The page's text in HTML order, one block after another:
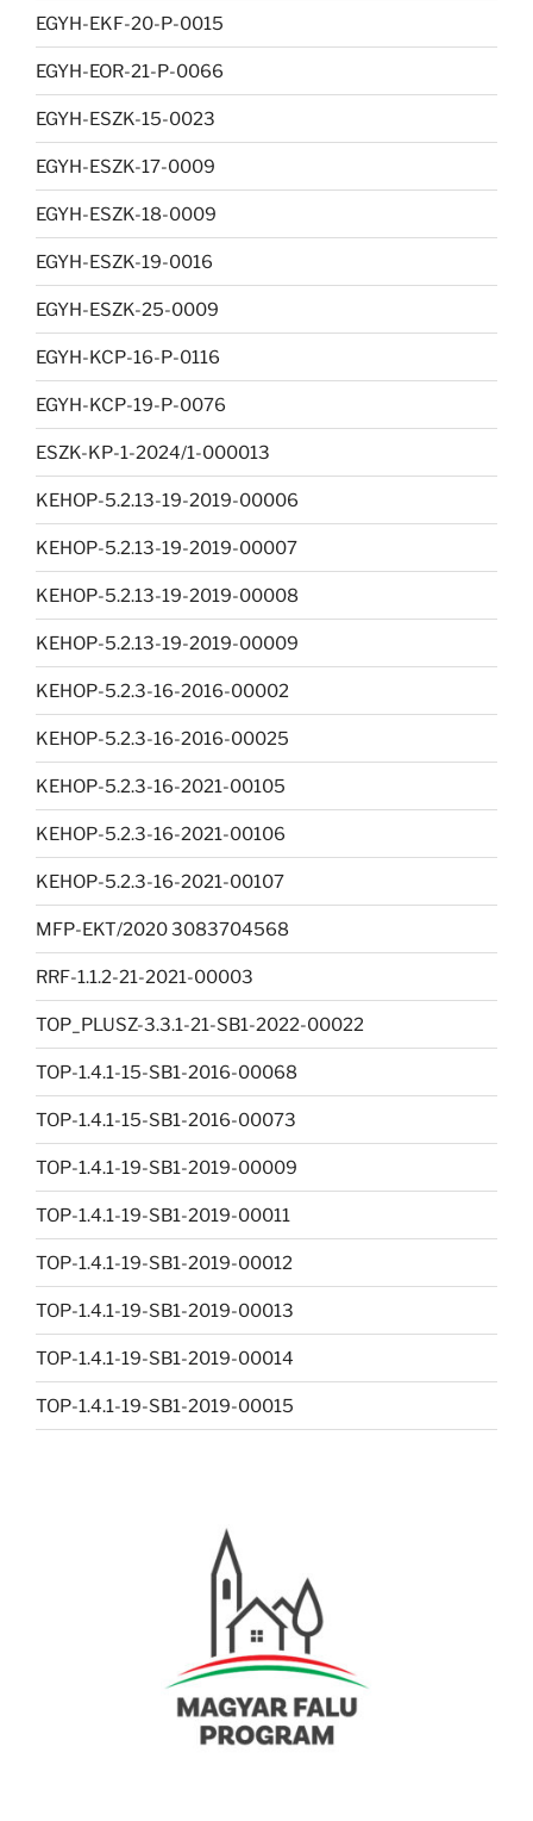
EGYH-EKF-20-P-0015
EGYH-EOR-21-P-0066
EGYH-ESZK-15-0023
EGYH-ESZK-17-0009
EGYH-ESZK-18-0009
EGYH-ESZK-19-0016
EGYH-ESZK-25-0009
EGYH-KCP-16-P-0116
EGYH-KCP-19-P-0076
ESZK-KP-1-2024/1-000013
KEHOP-5.2.13-19-2019-00006
KEHOP-5.2.13-19-2019-00007
KEHOP-5.2.13-19-2019-00008
KEHOP-5.2.13-19-2019-00009
KEHOP-5.2.3-16-2016-00002
KEHOP-5.2.3-16-2016-00025
KEHOP-5.2.3-16-2021-00105
KEHOP-5.2.3-16-2021-00106
KEHOP-5.2.3-16-2021-00107
MFP-EKT/2020 3083704568
RRF-1.1.2-21-2021-00003
TOP_PLUSZ-3.3.1-21-SB1-2022-00022
TOP-1.4.1-15-SB1-2016-00068
TOP-1.4.1-15-SB1-2016-00073
TOP-1.4.1-19-SB1-2019-00009
TOP-1.4.1-19-SB1-2019-00011
TOP-1.4.1-19-SB1-2019-00012
TOP-1.4.1-19-SB1-2019-00013
TOP-1.4.1-19-SB1-2019-00014
TOP-1.4.1-19-SB1-2019-00015